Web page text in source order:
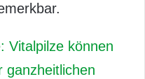
Vitalpilze können
ganzheitlichen